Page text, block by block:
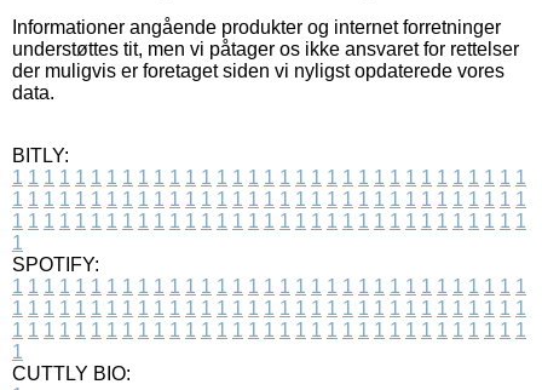
Informationer angående produkter og internet forretninger
understøttes tit, men vi påtager os ikke ansvaret for rettelser
der muligvis er foretaget siden vi nyligst opdaterede vores
data.
BITLY:
1 1 1 1 1 1 1 1 1 1 1 1 1 1 1 1 1 1 1 1 1 1 1 1 1 1 1 1 1 1 1 1 1
1 1 1 1 1 1 1 1 1 1 1 1 1 1 1 1 1 1 1 1 1 1 1 1 1 1 1 1 1 1 1 1 1
1 1 1 1 1 1 1 1 1 1 1 1 1 1 1 1 1 1 1 1 1 1 1 1 1 1 1 1 1 1 1 1 1
1
SPOTIFY:
1 1 1 1 1 1 1 1 1 1 1 1 1 1 1 1 1 1 1 1 1 1 1 1 1 1 1 1 1 1 1 1 1
1 1 1 1 1 1 1 1 1 1 1 1 1 1 1 1 1 1 1 1 1 1 1 1 1 1 1 1 1 1 1 1 1
1 1 1 1 1 1 1 1 1 1 1 1 1 1 1 1 1 1 1 1 1 1 1 1 1 1 1 1 1 1 1 1 1
1
CUTTLY BIO: